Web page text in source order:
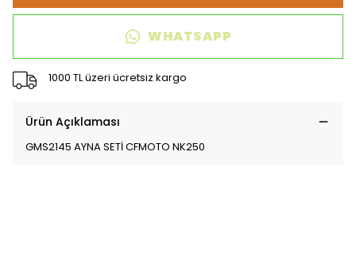
WHATSAPP
1000 TL üzeri ücretsiz kargo
Ürün Açıklaması
GMS2145 AYNA SETİ CFMOTO NK250